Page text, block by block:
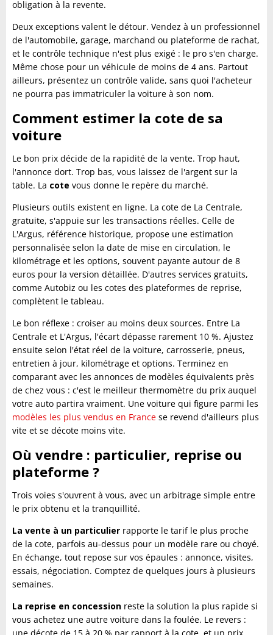
obligation à la revente.
Deux exceptions valent le détour. Vendez à un professionnel
de l'automobile, garage, marchand ou plateforme de rachat,
et le contrôle technique n'est plus exigé : le pro s'en charge.
Même chose pour un véhicule de moins de 4 ans. Partout
ailleurs, présentez un contrôle valide, sans quoi l'acheteur
ne pourra pas immatriculer la voiture à son nom.
Comment estimer la cote de sa
voiture
Le bon prix décide de la rapidité de la vente. Trop haut,
l'annonce dort. Trop bas, vous laissez de l'argent sur la
table. La cote vous donne le repère du marché.
Plusieurs outils existent en ligne. La cote de La Centrale,
gratuite, s'appuie sur les transactions réelles. Celle de
L'Argus, référence historique, propose une estimation
personnalisée selon la date de mise en circulation, le
kilométrage et les options, souvent payante autour de 8
euros pour la version détaillée. D'autres services gratuits,
comme Autobiz ou les cotes des plateformes de reprise,
complètent le tableau.
Le bon réflexe : croiser au moins deux sources. Entre La
Centrale et L'Argus, l'écart dépasse rarement 10 %. Ajustez
ensuite selon l'état réel de la voiture, carrosserie, pneus,
entretien à jour, kilométrage et options. Terminez en
comparant avec les annonces de modèles équivalents près
de chez vous : c'est le meilleur thermomètre du prix auquel
votre auto partira vraiment. Une voiture qui figure parmi les
modèles les plus vendus en France se revend d'ailleurs plus
vite et se décote moins vite.
Où vendre : particulier, reprise ou
plateforme ?
Trois voies s'ouvrent à vous, avec un arbitrage simple entre
le prix obtenu et la tranquillité.
La vente à un particulier rapporte le tarif le plus proche
de la cote, parfois au-dessus pour un modèle rare ou choyé.
En échange, tout repose sur vos épaules : annonce, visites,
essais, négociation. Comptez de quelques jours à plusieurs
semaines.
La reprise en concession reste la solution la plus rapide si
vous achetez une autre voiture dans la foulée. Le revers :